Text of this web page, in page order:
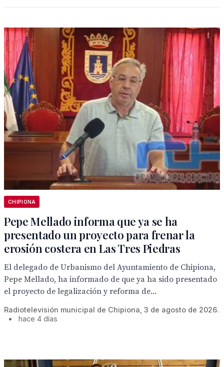
CHIPIONA
Pepe Mellado informa que ya se ha
presentado un proyecto para frenar la
erosión costera en Las Tres Piedras
El delegado de Urbanismo del Ayuntamiento de Chipiona,
Pepe Mellado, ha informado de que ya ha sido presentado
el proyecto de legalización y reforma de...
Radiotelevisión municipal de Chipiona, 3 de agosto de 2026.
•
hace 4 días